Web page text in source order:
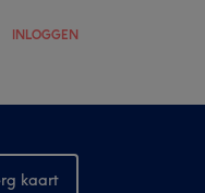
INLOGGEN
kaart